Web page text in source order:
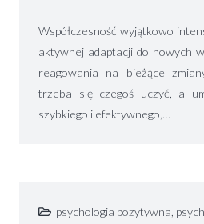
Współczesność wyjątkowo
aktywnej adaptacji do nowych
reagowania na bieżące
trzeba się czegoś uczyć, a
szybkiego i efektywnego,…
psychologia pozytywna